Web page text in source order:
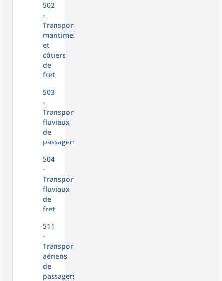
502
-
Transports
maritimes
et
côtiers
de
fret
503
-
Transports
fluviaux
de
passagers
504
-
Transports
fluviaux
de
fret
511
-
Transports
aériens
de
passagers